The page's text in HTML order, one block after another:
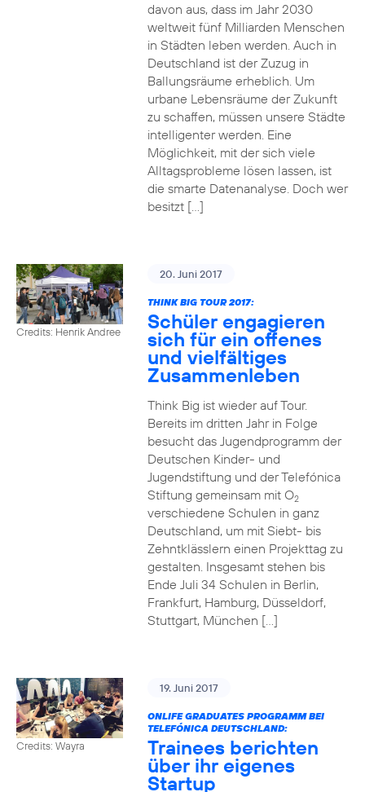
davon aus, dass im Jahr 2030
weltweit fünf Milliarden Menschen
in Städten leben werden. Auch in
Deutschland ist der Zuzug in
Ballungsräume erheblich. Um
urbane Lebensräume der Zukunft
zu schaffen, müssen unsere Städte
intelligenter werden. Eine
Möglichkeit, mit der sich viele
Alltagsprobleme lösen lassen, ist
die smarte Datenanalyse. Doch wer
besitzt […]
Credits: Henrik Andree
20. Juni 2017
THINK BIG TOUR 2017:
Schüler engagieren
sich für ein offenes
und vielfältiges
Zusammenleben
Think Big ist wieder auf Tour.
Bereits im dritten Jahr in Folge
besucht das Jugendprogramm der
Deutschen Kinder- und
Jugendstiftung und der Telefónica
Stiftung gemeinsam mit O2
verschiedene Schulen in ganz
Deutschland, um mit Siebt- bis
Zehntklässlern einen Projekttag zu
gestalten. Insgesamt stehen bis
Ende Juli 34 Schulen in Berlin,
Frankfurt, Hamburg, Düsseldorf,
Stuttgart, München […]
Credits: Wayra
19. Juni 2017
ONLIFE GRADUATES PROGRAMM BEI
TELEFÓNICA DEUTSCHLAND:
Trainees berichten
über ihr eigenes
Startup